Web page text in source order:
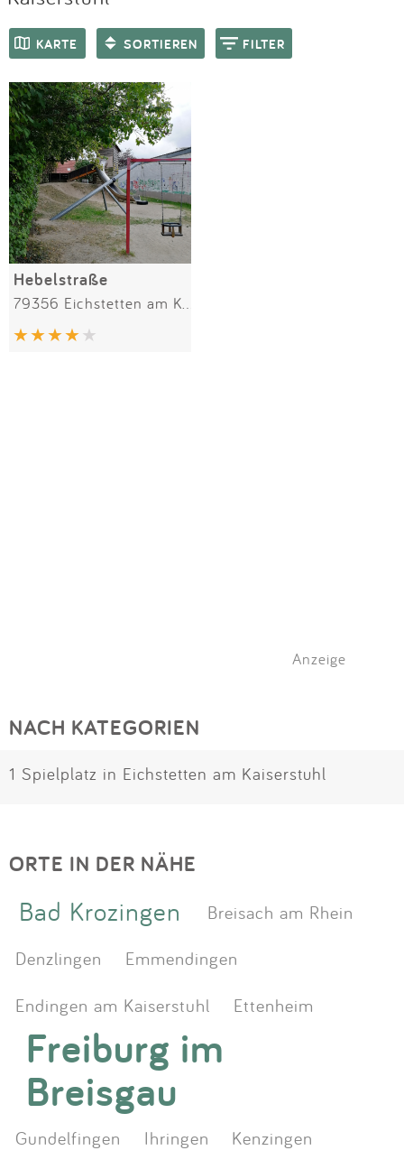
Anmelden
KARTE SORTIEREN FILTER
Hebelstraße
79356 Eichstetten am Kaiserstuhl
Anzeige
NACH KATEGORIEN
1 Spielplatz in Eichstetten am Kaiserstuhl
ORTE IN DER NÄHE
Bad Krozingen
Breisach am Rhein
Denzlingen
Emmendingen
Endingen am Kaiserstuhl
Ettenheim
Freiburg im
Breisgau
Gundelfingen Ihringen
Kenzingen